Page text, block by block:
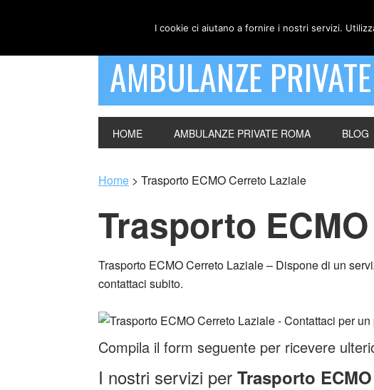
AMBULANZE
HOME AMBULANZE PRIVATE ROMA BLOG
Home > Trasporto ECMO Cerreto Laziale
Trasporto
Trasporto ECMO Cerreto Laziale – Dispone di un
contattaci subito.
Compila il form seguente per ricevere
I nostri servizi per Trasporto
I cookie ci aiutano a fornire i nostri servizi.